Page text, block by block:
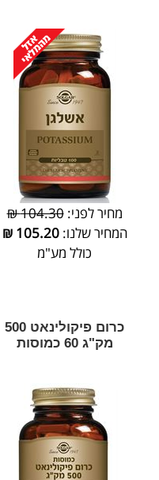
מחיר לפני:104.30 ₪
המחיר שלנו:105.20
₪
כולל מע"מ
כרום פיקולינאט 500
מק"ג 60 כמוסות